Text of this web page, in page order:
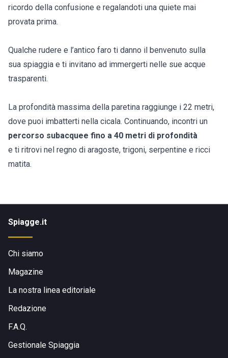
ricordo della confusione e regalandoti una quiete mai
provata prima.
Qualche rudere e l’antico faro ti danno il benvenuto sulla
sua spiaggia e ti invitano ad immergerti nelle sue acque
trasparenti.
La profondità massima della paretina raggiunge i 22 metri,
dove puoi imbatterti nella cicala. Continuando, incontri un
percorso subacquee fino a 40 metri di profondità
e ti ritrovi nel regno di aragoste, trigoni, serpentine e ricci
matita.
Spiagge.it
Chi siamo
Magazine
La nostra linea editoriale
Redazione
F.A.Q.
Gestionale Spiaggia